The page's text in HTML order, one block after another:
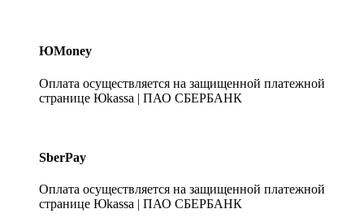
ЮMoney
Оплата осуществляется на защищенной платежной
странице Юkassa | ПАО СБЕРБАНК
SberPay
Оплата осуществляется на защищенной платежной
странице Юkassa | ПАО СБЕРБАНК